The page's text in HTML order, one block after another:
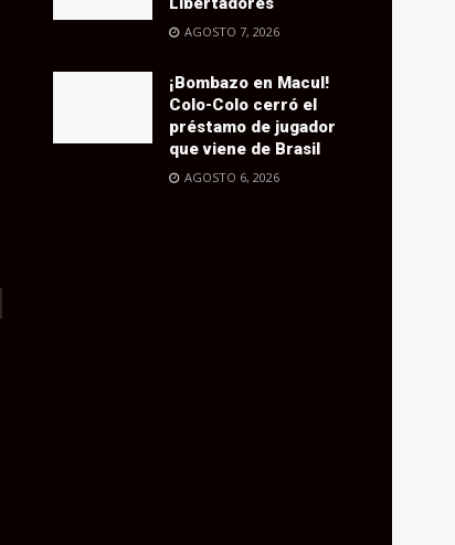
AGOSTO 7, 2026
¡Bombazo en Macul!
Colo-Colo cerró el
préstamo de jugador
que viene de Brasil
AGOSTO 6, 2026